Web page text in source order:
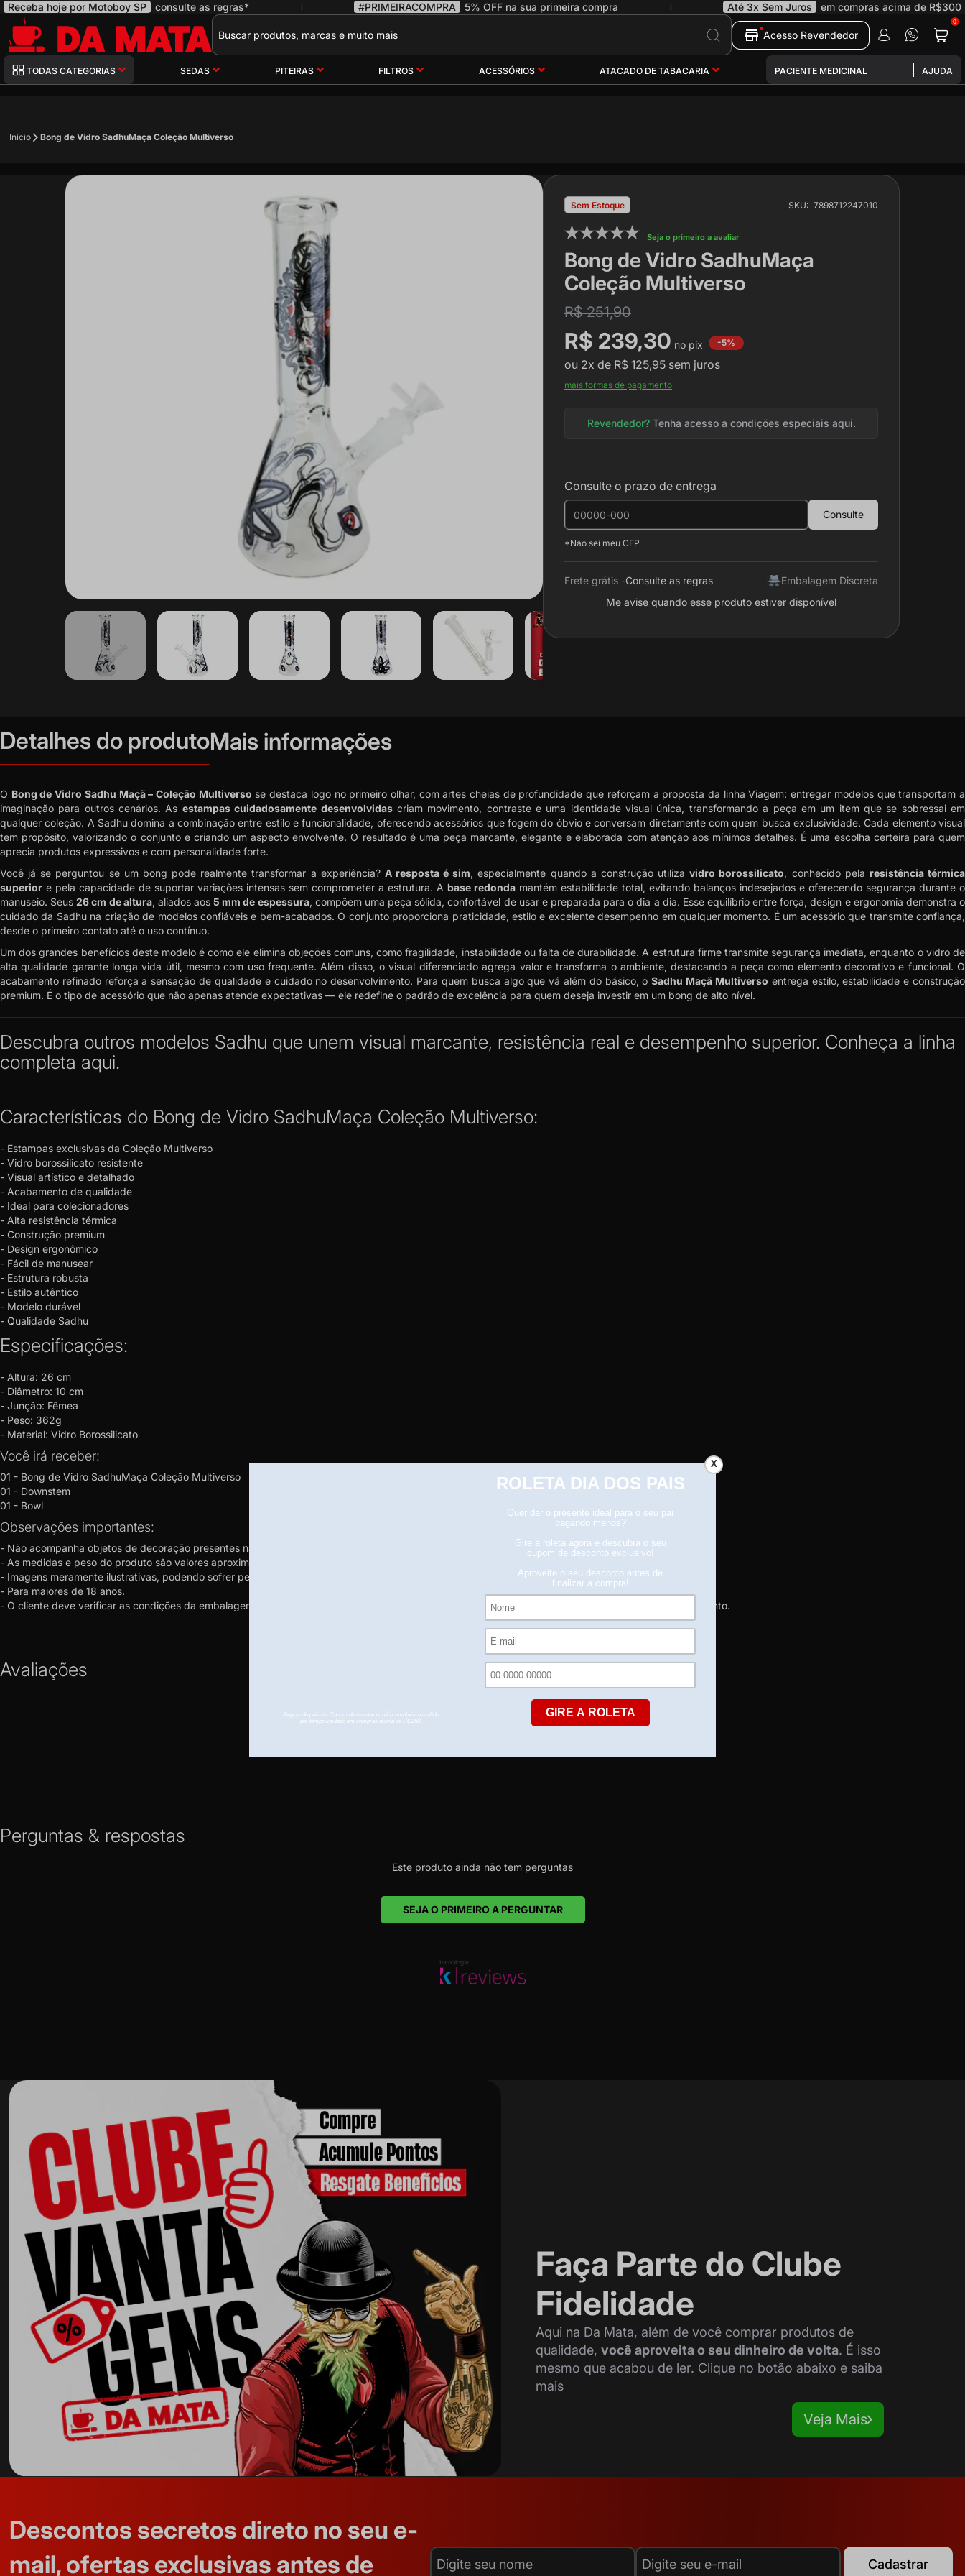
Receba hoje por Motoboy SP consulte as regras* #PRIMEIRACOMPRA 5% OFF na sua primeira compra Até 3x Sem Juros em compras acima de R$300
Pesquisa
PesquisaAcesso Revendedor
0
TODAS CATEGORIAS SEDAS PITEIRAS FILTROS ACESSÓRIOS ATACADO DE TABACARIA PACIENTE MEDICINAL AJUDA
Início Bong de Vidro SadhuMaça Coleção Multiverso
Sem Estoque SKU 7898712247010
Seja o primeiro a avaliar
Bong de Vidro SadhuMaça
Coleção Multiverso
R$ 251,90
R$ 239,30 -5%
ou 2x de R$ 125,95 sem juros
mais formas de pagamento
Revendedor?Tenha acesso a condições especiais aqui.
Consulte o prazo de entrega
Consulte
*Não sei meu CEP
Frete grátis -Consulte as regras
Embalagem Discreta
Me avise quando esse produto estiver disponível
Pular
para
início
Galeria
imagens
Detalhes do produtoMais informações
O Bong de Vidro Sadhu Maçã – Coleção Multiverso se destaca logo no primeiro olhar, com artes cheias de profundidade que reforçam a proposta da linha Viagem: entregar modelos que transportam a
imaginação para outros cenários. As estampas cuidadosamente desenvolvidascriam movimento, contraste e uma identidade visual única, transformando a peça em um item que se sobressai em
qualquer coleção. A Sadhu domina a combinação entre estilo e funcionalidade, oferecendo acessórios que fogem do óbvio e conversam diretamente com quem busca exclusividade. Cada elemento visual
tem propósito, valorizando o conjunto e criando um aspecto envolvente. O resultado é uma peça marcante, elegante e elaborada com atenção aos mínimos detalhes. É uma escolha certeira para quem
aprecia produtos expressivos e com personalidade forte.
Você já se perguntou se um bong pode realmente transformar a experiência? A resposta é sim, especialmente quando a construção utilizavidro borossilicato, conhecido pela resistência térmica
superior e pela capacidade de suportar variações intensas sem comprometer a estrutura. A base redonda mantém estabilidade total, evitando balanços indesejados e oferecendo segurança durante o
manuseio. Seus26 cm de altura, aliados aos5 mm de espessura, compõem uma peça sólida, confortável de usar e preparada para o dia a dia. Esse equilíbrio entre força, design e ergonomia demonstra o
cuidado da Sadhu na criação de modelos confiáveis e bem-acabados. O conjunto proporciona praticidade, estilo e excelente desempenho em qualquer momento. É um acessório que transmite confiança,
desde o primeiro contato até o uso contínuo.
Um dos grandes benefícios deste modelo é como ele elimina objeções comuns, como fragilidade, instabilidade ou falta de durabilidade. A estrutura firme transmite segurança imediata, enquanto o vidro de
alta qualidade garante longa vida útil, mesmo com uso frequente. Além disso, o visual diferenciado agrega valor e transforma o ambiente, destacando a peça como elemento decorativo e funcional. O
acabamento refinado reforça a sensação de qualidade e cuidado no desenvolvimento. Para quem busca algo que vá além do básico, oSadhu Maçã Multiverso entrega estilo, estabilidade e construção
premium. É o tipo de acessório que não apenas atende expectativas — ele redefine o padrão de excelência para quem deseja investir em um bong de alto nível.
Descubra outros modelos Sadhu que unem visual marcante, resistência real e desempenho superior. Conheça a linha
completa aqui.
Características do Bong de Vidro SadhuMaça Coleção Multiverso:
- Estampas exclusivas da Coleção Multiverso
- Vidro borossilicato resistente
- Visual artístico e detalhado
- Acabamento de qualidade
- Ideal para colecionadores
- Alta resistência térmica
- Construção premium
- Design ergonômico
- Fácil de manusear
- Estrutura robusta
- Estilo autêntico
- Modelo durável
- Qualidade Sadhu
Especificações:
- Altura: 26 cm
- Diâmetro: 10 cm
- Junção: Fêmea
- Peso: 362g
- Material: Vidro Borossilicato
Você irá receber:
01 - Bong de Vidro SadhuMaça Coleção Multiverso
01 - Downstem
01 - Bowl
Observações importantes:
- Não acompanha objetos de decoração presentes na imagem.
- As medidas e peso do produto são valores aproximados, podendo sofrer pequenas alterações
- Imagens meramente ilustrativas, podendo sofrer pequenas alterações na coloração.
- Para maiores de 18 anos.
- O cliente deve verificar as condições da embalagem no recebimento da mercadoria, caso haja alguma avaria não assinar o comprovante de recebimento.
Avaliações
Este produto ainda não tem avaliações
Perguntas & respostas
Este produto ainda não tem perguntas
SEJA O PRIMEIRO A PERGUNTAR
Faça Parte do Clube
Fidelidade
Aqui na Da Mata, além de você comprar produtos de
qualidade,você aproveita o seu dinheiro de volta. É isso
mesmo que acabou de ler. Clique no botão abaixo e saiba
mais
Veja Mais
Descontos secretos direto no seu e-
mail, ofertas exclusivas antes de
Cadastrar
X